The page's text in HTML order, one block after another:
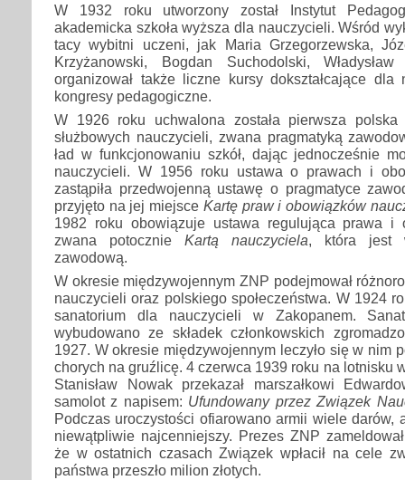
W 1932 roku utworzony został Instytut
akademicka szkoła wyższa dla nauczycieli. Wśród
tacy wybitni uczeni, jak Maria Grzegorzewska,
Krzyżanowski, Bogdan Suchodolski,
organizował także liczne kursy dokształcające
kongresy pedagogiczne.
W 1926 roku uchwalona została pierwsza
służbowych nauczycieli, zwana pragmatyką
ład w funkcjonowaniu szkół, dając jednocześnie
nauczycieli. W 1956 roku ustawa o prawach i
zastąpiła przedwojenną ustawę o pragmatyce
przyjęto na jej miejsce Kartę praw i obowiązków
1982 roku obowiązuje ustawa regulująca prawa i
zwana potocznie Kartą nauczyciela, która jest
zawodową.
W okresie międzywojennym ZNP podejmował
nauczycieli oraz polskiego społeczeństwa. W 1924
sanatorium dla nauczycieli w Zakopanem.
wybudowano ze składek członkowskich
1927. W okresie międzywojennym leczyło się w nim
chorych na gruźlicę. 4 czerwca 1939 roku na lotnisku
Stanisław Nowak przekazał marszałkowi
samolot z napisem: Ufundowany przez Związek
Podczas uroczystości ofiarowano armii wiele darów,
niewątpliwie najcenniejszy. Prezes ZNP
że w ostatnich czasach Związek wpłacił na cele
państwa przeszło milion złotych.